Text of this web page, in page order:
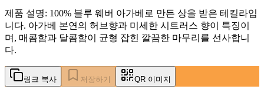
제품 설명: 100% 블루 웨버 아가베로 만든 상을 받은 테킬라입
니다. 아가베 본연의 허브향과 미세한 시트러스 향이 특징이
며, 매콤함과 달콤함이 균형 잡힌 깔끔한 마무리를 선사합니
다.
링크 복사 저장하기 QR 이미지